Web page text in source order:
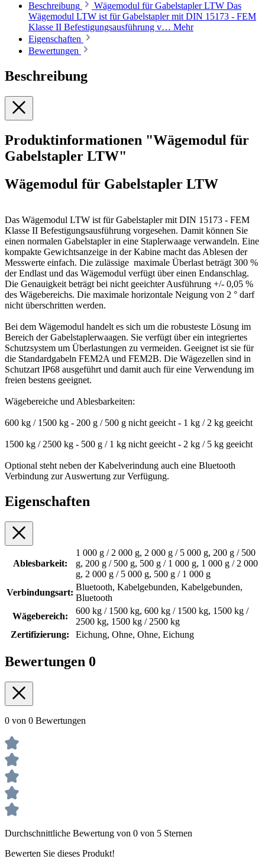
Beschreibung
Wägemodul für Gabelstapler LTW Das
Wägemodul LTW ist für Gabelstapler mit DIN 15173 - FEM
Klasse II Befestigungsausführung v… Mehr
Eigenschaften
Bewertungen
Beschreibung
Produktinformationen "Wägemodul für
Gabelstapler LTW"
Wägemodul für Gabelstapler LTW
Das Wägemodul LTW ist für Gabelstapler mit DIN 15173 - FEM
Klasse II Befestigungsausführung vorgesehen. Damit können Sie
einen normalen Gabelstapler in eine Staplerwaage verwandeln. Eine
kompakte Gewichtsanzeige in der Kabine macht das Ablesen der
Messwerte einfach. Die zulässige maximale Überlast beträgt 300 %
der Endlast und das Wägemodul verfügt über einen Endanschlag.
Die Genauigkeit beträgt bei nicht geeichter Ausführung +/- 0,05 %
des Wägebereichs. Die maximale horizontale Neigung von 2 ° darf
nicht überschritten werden.
Bei dem Wägemodul handelt es sich um die robusteste Lösung im
Bereich der Gabelstaplerwaagen. Sie verfügt über ein integriertes
Schutzsystem um Überlastungen zu vermeiden. Geeignet ist sie für
die Standardgabeln FEM2A und FEM2B. Die Wägezellen sind in
Schutzart IP68 ausgeführt und damit auch für eine Verwendung im
freien bestens geeignet.
Wägebereiche und Ablesbarkeiten:
600 kg / 1500 kg - 200 g / 500 g nicht geeicht - 1 kg / 2 kg geeicht
1500 kg / 2500 kg - 500 g / 1 kg nicht geeicht - 2 kg / 5 kg geeicht
Optional steht neben der Kabelverindung auch eine Bluetooth
Verbindung zur Auswertung zur Verfügung.
Eigenschaften
Ablesbarkeit:
1 000 g / 2 000 g, 2 000 g / 5 000 g, 200 g / 500
g, 200 g / 500 g, 500 g / 1 000 g, 1 000 g / 2 000
g, 2 000 g / 5 000 g, 500 g / 1 000 g
Verbindungsart:
Bluetooth, Kabelgebunden, Kabelgebunden,
Bluetooth
Wägebereich:
600 kg / 1500 kg, 600 kg / 1500 kg, 1500 kg /
2500 kg, 1500 kg / 2500 kg
Zertifizierung:
Eichung, Ohne, Ohne, Eichung
Bewertungen 0
0 von 0 Bewertungen
Durchschnittliche Bewertung von 0 von 5 Sternen
Bewerten Sie dieses Produkt!